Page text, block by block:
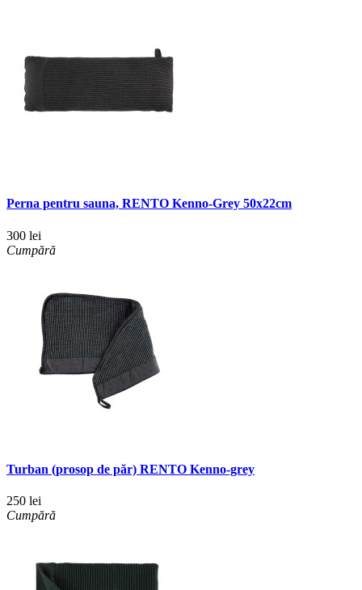
Perna pentru sauna, RENTO Kenno-Grey 50x22cm
300 lei
Cumpără
Turban (prosop de păr) RENTO Kenno-grey
250 lei
Cumpără